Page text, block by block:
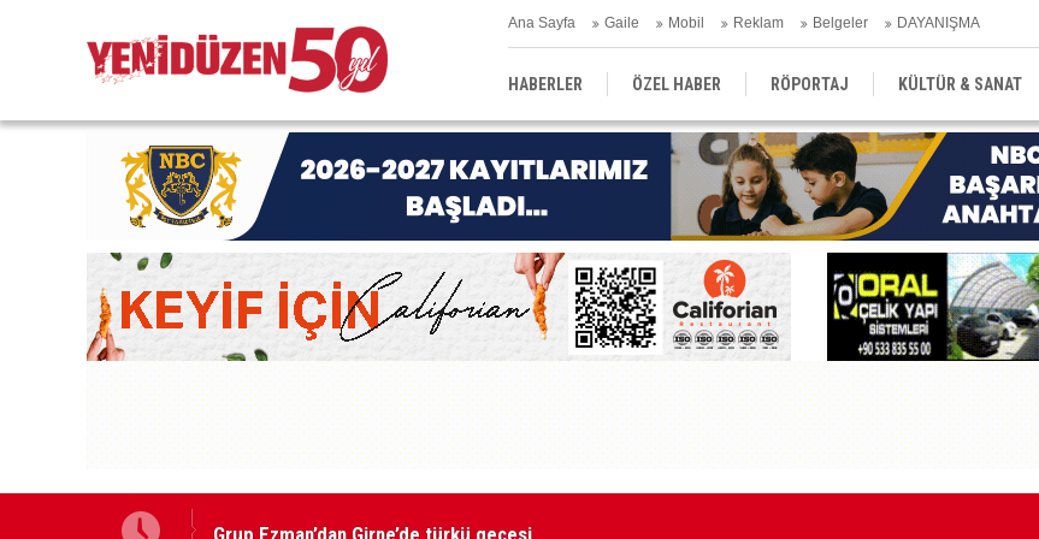
Ana Sayfa Gaile Mobil Reklam Belgeler DAYANIŞMA
HABERLER ÖZEL HABER RÖPORTAJ KÜLTÜR & SANAT
EĞİTİM YEREL YÖNETİM DERGİLER SEKTÖR
Grup Ezman’dan Girne’de türkü gecesi